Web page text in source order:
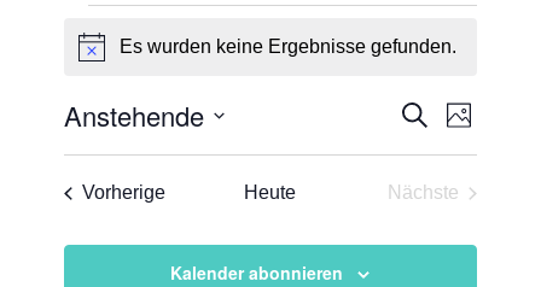
Veranstaltungen
Hinweis
Es wurden keine Ergebnisse gefunden.
Suche
und
Suche
Foto
Anstehende
Datum
auswählen.
of
Veranstaltungen
VorherigeVeranstaltungen
Heute
Nächste
Kalender abonnieren